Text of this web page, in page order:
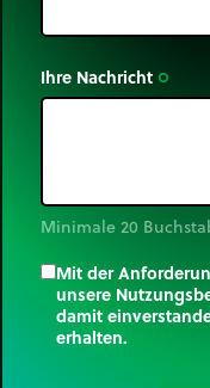
Ihre Nachricht trip_origin
Minimale 20
Mit der
unsere
damit
erhalten.